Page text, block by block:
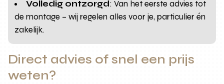
Volledig ontzorgd: Van het eerste advies tot
de montage – wij regelen alles voor je, particulier én
zakelijk.
Direct advies of snel een prijs
weten?